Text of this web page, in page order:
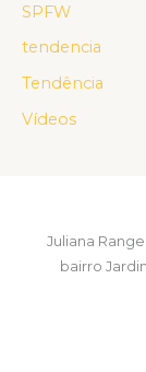
SPFW
tendencia
Tendência
Vídeos
Juliana
bairro